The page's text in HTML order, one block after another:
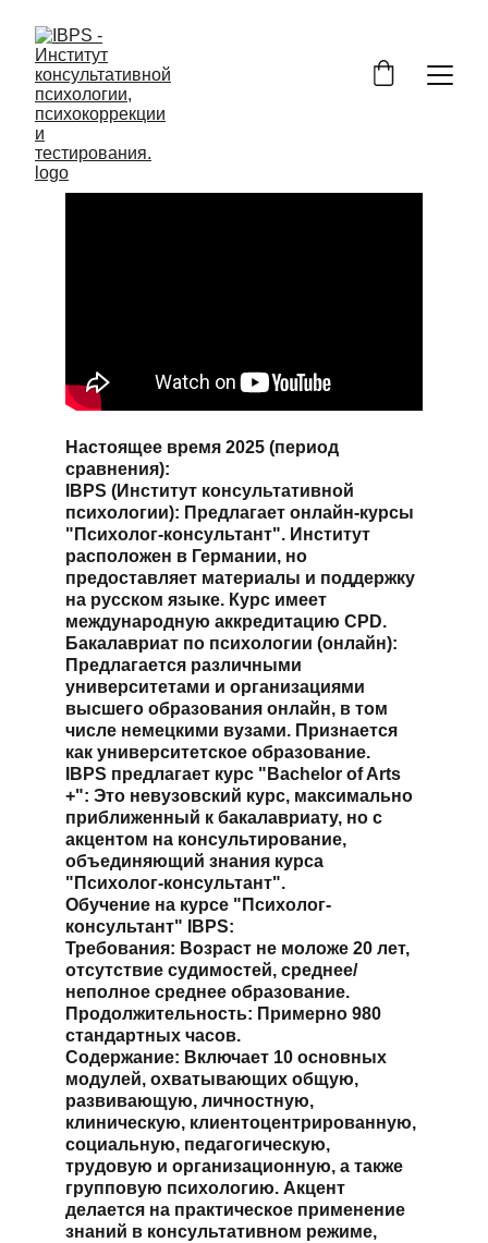
Настоящее время 2025 (период
сравнения):
IBPS (Институт консультативной
психологии): Предлагает онлайн-курсы
"Психолог-консультант". Институт
расположен в Германии, но
предоставляет материалы и поддержку
на русском языке. Курс имеет
международную аккредитацию CPD.
Бакалавриат по психологии (онлайн):
Предлагается различными
университетами и организациями
высшего образования онлайн, в том
числе немецкими вузами. Признается
как университетское образование.
IBPS предлагает курс "Bachelor of Arts
+": Это невузовский курс, максимально
приближенный к бакалавриату, но с
акцентом на консультирование,
объединяющий знания курса
"Психолог-консультант".
Обучение на курсе "Психолог-
консультант" IBPS:
Требования: Возраст не моложе 20 лет,
отсутствие судимостей, среднее/
неполное среднее образование.
Продолжительность: Примерно 980
стандартных часов.
Содержание: Включает 10 основных
модулей, охватывающих общую,
развивающую, личностную,
клиническую, клиентоцентрированную,
социальную, педагогическую,
трудовую и организационную, а также
групповую психологию. Акцент
делается на практическое применение
знаний в консультативном режиме,